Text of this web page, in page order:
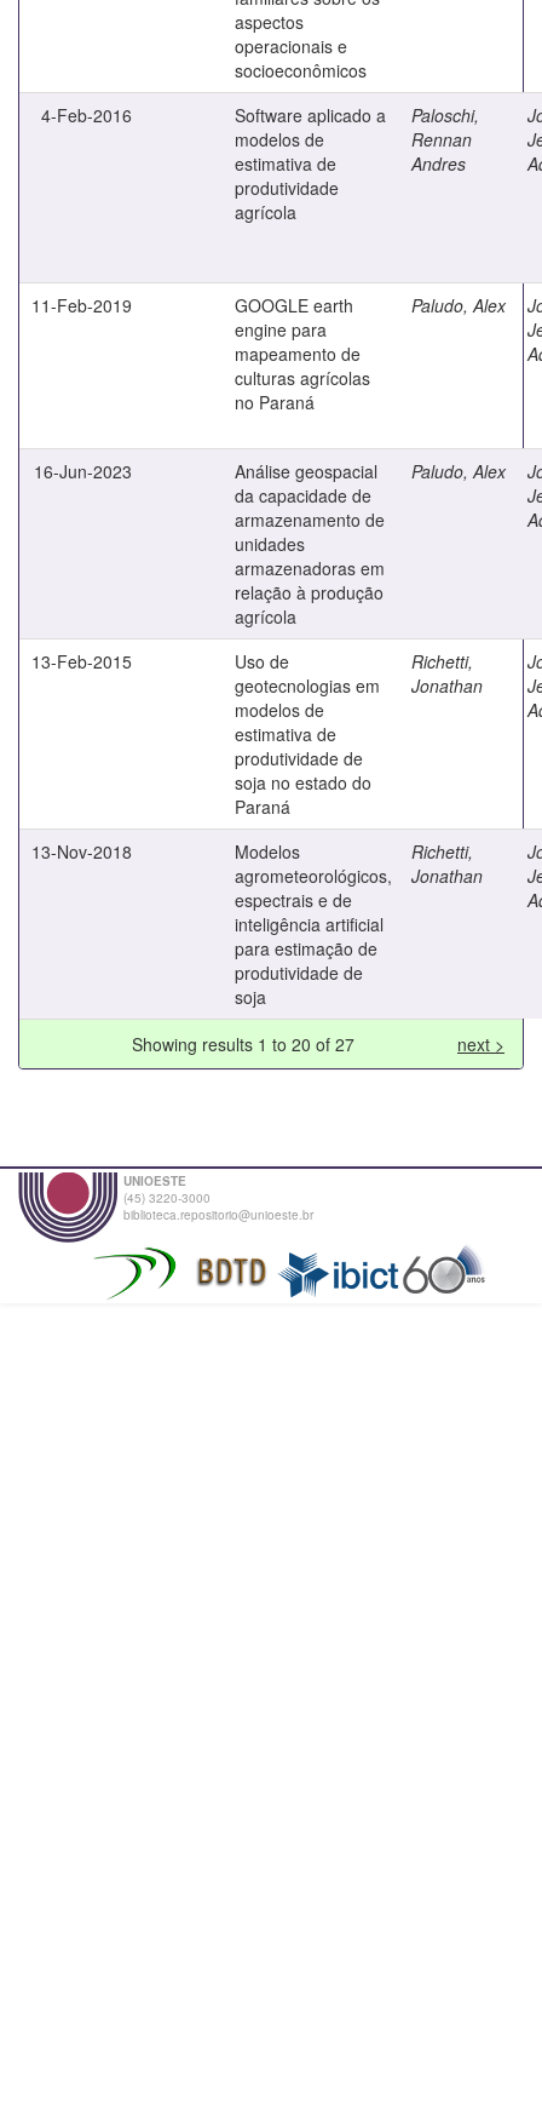
aspectos
operacionais e
socioeconômicos
4-Feb-2016
Software aplicado a
modelos de
estimativa de
produtividade
agrícola
Paloschi,
Rennan
Andres
11-Feb-2019
GOOGLE earth
engine para
mapeamento de
culturas agrícolas
no Paraná
Paludo, Alex
16-Jun-2023
Análise geospacial
da capacidade de
armazenamento de
unidades
armazenadoras em
relação à produção
agrícola
Paludo, Alex
13-Feb-2015
Uso de
geotecnologias em
modelos de
estimativa de
produtividade de
soja no estado do
Paraná
Richetti,
Jonathan
13-Nov-2018
Modelos
agrometeorológicos,
espectrais e de
inteligência artificial
para estimação de
produtividade de
soja
Richetti,
Jonathan
Showing results 1 to 20 of 27 next >
UNIOESTE
(45) 3220-3000
biblioteca.repositorio@unioeste.br